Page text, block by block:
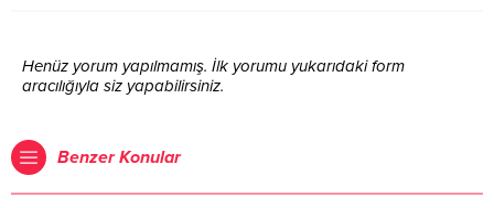
Henüz yorum yapılmamış. İlk yorumu yukarıdaki form
aracılığıyla siz yapabilirsiniz.
Benzer Konular